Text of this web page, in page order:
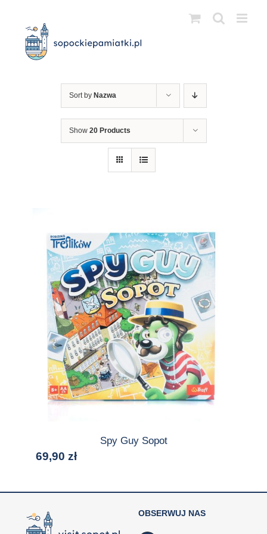
zawartości
Sort by Nazwa
Show 20 Products
Spy Guy Sopot
69,90 zł
OBSERWUJ NAS